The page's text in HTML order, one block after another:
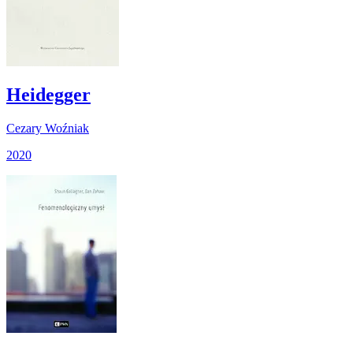
Heidegger
Cezary Woźniak
2020